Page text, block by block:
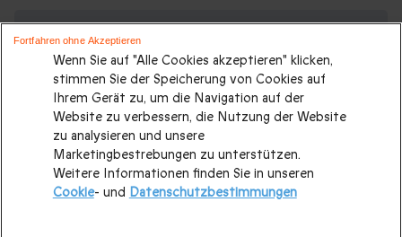
Spa und Weitere Geschenkideen ansehen:
Valentinstagsgeschenke|Geburtstagsgeschenk|
Kurzurlaub|Geschenk für Maenner|Geschenk für Frauen
Geschenk für Paare|Geschenk für Familie|Sport und
Abenteuer|Gastronomie|Last minute Geschenke
Weihnachtsgeschenke|Alle Geschenke|
Wenn Sie auf "Alle Cookies akzeptieren" klicken,
stimmen Sie der Speicherung von Cookies auf
Ihrem Gerät zu, um die Navigation auf der
Website zu verbessern, die Nutzung der Website
zu analysieren und unsere
Marketingbestrebungen zu unterstützen.
Weitere Informationen finden Sie in unseren
Cookie- und Datenschutzbestimmungen
Fortfahren ohne Akzeptieren